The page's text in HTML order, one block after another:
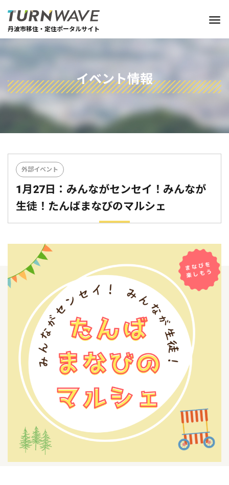
丹波市移住・定住ポータルサイト
イベント情報
外部イベント
1月27日：みんながセンセイ！みんなが
生徒！たんばまなびのマルシェ